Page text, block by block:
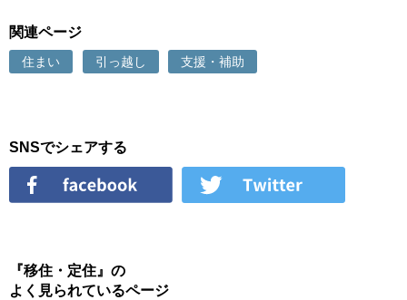
関連ページ
住まい 引っ越し 支援・補助
SNSでシェアする
『移住・定住』の
よく見られているページ